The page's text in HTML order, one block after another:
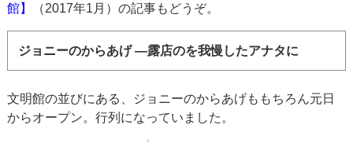
館】
（2017年1月）の記事もどうぞ。
ジョニーのからあげ ―露店のを我慢したアナタに
文明館の並びにある、ジョニーのからあげももちろん元日
からオープン。行列になっていました。